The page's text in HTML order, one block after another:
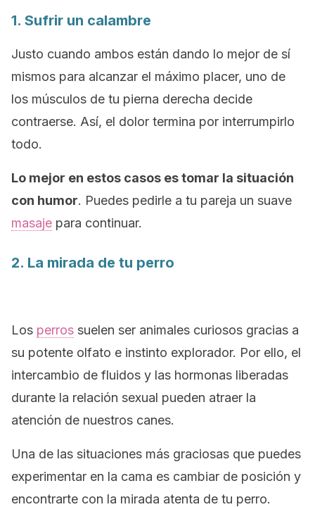
1. Sufrir un calambre
Justo cuando ambos están dando lo mejor de sí
mismos para alcanzar el máximo placer, uno de
los músculos de tu pierna derecha decide
contraerse. Así, el dolor termina por interrumpirlo
todo.
Lo mejor en estos casos es tomar la situación
con humor. Puedes pedirle a tu pareja un suave
masaje para continuar.
2. La mirada de tu perro
Los perros suelen ser animales curiosos gracias a
su potente olfato e instinto explorador. Por ello, el
intercambio de fluidos y las hormonas liberadas
durante la relación sexual pueden atraer la
atención de nuestros canes.
Una de las situaciones más graciosas que puedes
experimentar en la cama es cambiar de posición y
encontrarte con la mirada atenta de tu perro.